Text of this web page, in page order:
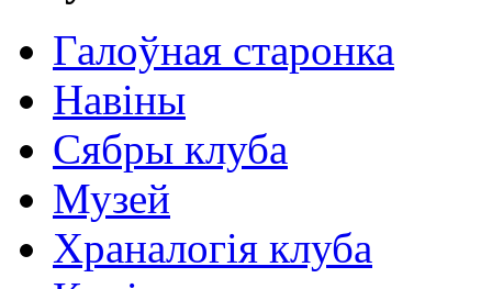
Галоўная старонка
Навіны
Сябры клуба
Музей
Храналогія клуба